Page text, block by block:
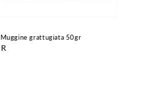
grattugiata 50gr